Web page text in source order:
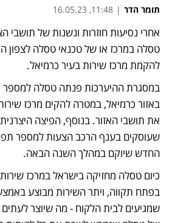
תומר הדר |
11:48, 16.05.23
להקמת מרכז שירות בעיר כרמיאל.
החדש שיוקם במהלך השנה הבאה.